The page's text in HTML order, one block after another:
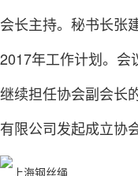
会长主持。秘书长张
2017年工作计划。会
继续担任协会副会长
有限公司发起成立协